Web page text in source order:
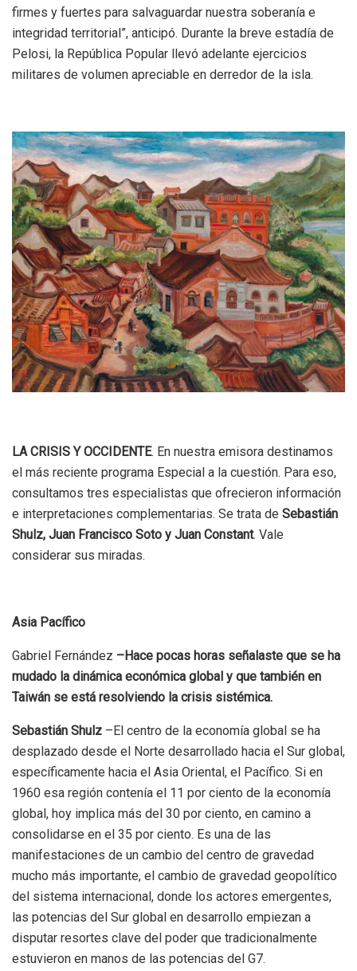
firmes y fuertes para salvaguardar nuestra soberanía e
integridad territorial”, anticipó. Durante la breve estadía de
Pelosi, la República Popular llevó adelante ejercicios
militares de volumen apreciable en derredor de la isla.
LA CRISIS Y OCCIDENTE. En nuestra emisora destinamos
el más reciente programa Especial a la cuestión. Para eso,
consultamos tres especialistas que ofrecieron información
e interpretaciones complementarias. Se trata de Sebastián
Shulz, Juan Francisco Soto y Juan Constant. Vale
considerar sus miradas.
Asia Pacífico
Gabriel Fernández –Hace pocas horas señalaste que se ha
mudado la dinámica económica global y que también en
Taiwán se está resolviendo la crisis sistémica.
Sebastián Shulz –El centro de la economía global se ha
desplazado desde el Norte desarrollado hacia el Sur global,
específicamente hacia el Asia Oriental, el Pacífico. Si en
1960 esa región contenía el 11 por ciento de la economía
global, hoy implica más del 30 por ciento, en camino a
consolidarse en el 35 por ciento. Es una de las
manifestaciones de un cambio del centro de gravedad
mucho más importante, el cambio de gravedad geopolítico
del sistema internacional, donde los actores emergentes,
las potencias del Sur global en desarrollo empiezan a
disputar resortes clave del poder que tradicionalmente
estuvieron en manos de las potencias del G7.